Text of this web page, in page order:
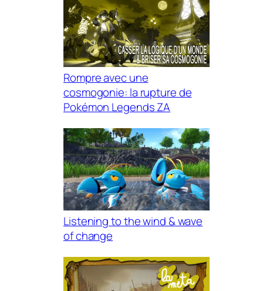
Rompre avec une
cosmogonie: la rupture de
Pokémon Legends ZA
Listening to the wind & wave
of change